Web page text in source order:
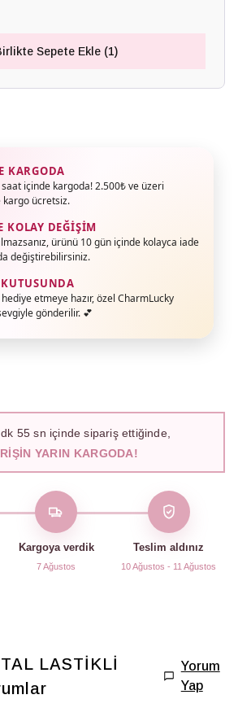
Sepete Ekle (1)
KARGODA
içinde kargoda! 2.500₺ ve üzeri
ücretsiz.
KOLAY DEĞIŞIM
ürünü 10 gün içinde kolayca iade
değiştirebilirsiniz.
etmeye hazır, özel CharmLucky
gönderilir. 💕
dk 54 sn içinde sipariş ettiğinde,
YARIN KARGODA!
Kargoya verdik
7 Ağustos
Teslim aldınız
10 Ağustos - 11 Ağustos
LASTİKLİ
Yorum
Yap